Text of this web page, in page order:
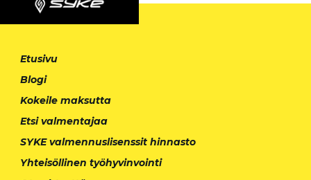
Etusivu
Blogi
Kokeile maksutta
Etsi valmentajaa
SYKE valmennuslisenssit hinnasto
Yhteisöllinen työhyvinvointi